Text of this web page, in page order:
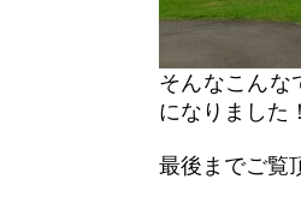
そんなこんな
になりました
最後までご覧